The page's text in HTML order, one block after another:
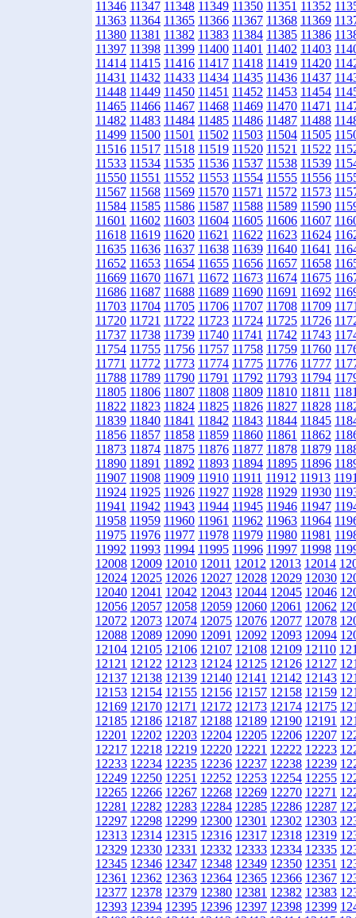
11346 11347 11348 11349 11350 11351 11352
11363 11364 11365 11366 11367 11368 11369
11380 11381 11382 11383 11384 11385 11386
11397 11398 11399 11400 11401 11402 11403
11414 11415 11416 11417 11418 11419 11420
11431 11432 11433 11434 11435 11436 11437
11448 11449 11450 11451 11452 11453 11454
11465 11466 11467 11468 11469 11470 11471
11482 11483 11484 11485 11486 11487 11488
11499 11500 11501 11502 11503 11504 11505
11516 11517 11518 11519 11520 11521 11522
11533 11534 11535 11536 11537 11538 11539
11550 11551 11552 11553 11554 11555 11556
11567 11568 11569 11570 11571 11572 11573
11584 11585 11586 11587 11588 11589 11590
11601 11602 11603 11604 11605 11606 11607
11618 11619 11620 11621 11622 11623 11624
11635 11636 11637 11638 11639 11640 11641
11652 11653 11654 11655 11656 11657 11658
11669 11670 11671 11672 11673 11674 11675
11686 11687 11688 11689 11690 11691 11692
11703 11704 11705 11706 11707 11708 11709
11720 11721 11722 11723 11724 11725 11726
11737 11738 11739 11740 11741 11742 11743
11754 11755 11756 11757 11758 11759 11760
11771 11772 11773 11774 11775 11776 11777
11788 11789 11790 11791 11792 11793 11794
11805 11806 11807 11808 11809 11810 11811
11822 11823 11824 11825 11826 11827 11828
11839 11840 11841 11842 11843 11844 11845
11856 11857 11858 11859 11860 11861 11862
11873 11874 11875 11876 11877 11878 11879
11890 11891 11892 11893 11894 11895 11896
11907 11908 11909 11910 11911 11912 11913
11924 11925 11926 11927 11928 11929 11930
11941 11942 11943 11944 11945 11946 11947
11958 11959 11960 11961 11962 11963 11964
11975 11976 11977 11978 11979 11980 11981
11992 11993 11994 11995 11996 11997 11998
12008 12009 12010 12011 12012 12013 12014
12024 12025 12026 12027 12028 12029 12030
12040 12041 12042 12043 12044 12045 12046
12056 12057 12058 12059 12060 12061 12062
12072 12073 12074 12075 12076 12077 12078
12088 12089 12090 12091 12092 12093 12094
12104 12105 12106 12107 12108 12109 12110
12121 12122 12123 12124 12125 12126 12127
12137 12138 12139 12140 12141 12142 12143
12153 12154 12155 12156 12157 12158 12159
12169 12170 12171 12172 12173 12174 12175
12185 12186 12187 12188 12189 12190 12191
12201 12202 12203 12204 12205 12206 12207
12217 12218 12219 12220 12221 12222 12223
12233 12234 12235 12236 12237 12238 12239
12249 12250 12251 12252 12253 12254 12255
12265 12266 12267 12268 12269 12270 12271
12281 12282 12283 12284 12285 12286 12287
12297 12298 12299 12300 12301 12302 12303
12313 12314 12315 12316 12317 12318 12319
12329 12330 12331 12332 12333 12334 12335
12345 12346 12347 12348 12349 12350 12351
12361 12362 12363 12364 12365 12366 12367
12377 12378 12379 12380 12381 12382 12383
12393 12394 12395 12396 12397 12398 12399